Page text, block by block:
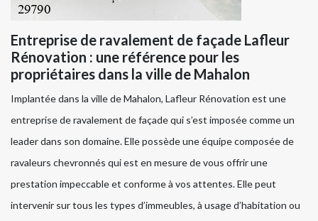
Entreprise de ravalement de façade Lafleur
Rénovation : une référence pour les
propriétaires dans la ville de Mahalon
Implantée dans la ville de Mahalon, Lafleur Rénovation est une
entreprise de ravalement de façade qui s’est imposée comme un
leader dans son domaine. Elle possède une équipe composée de
ravaleurs chevronnés qui est en mesure de vous offrir une
prestation impeccable et conforme à vos attentes. Elle peut
intervenir sur tous les types d’immeubles, à usage d’habitation ou